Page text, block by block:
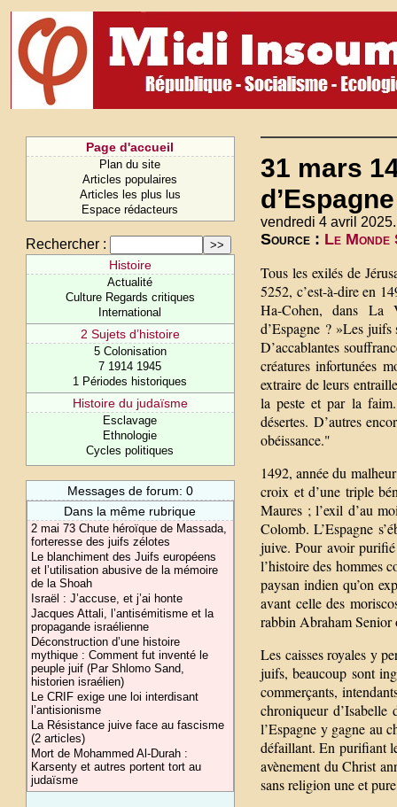
Page d'accueil
Plan du site
Articles populaires
Articles les plus lus
Espace rédacteurs
Rechercher :
Histoire
Actualité
Culture Regards critiques
International
2 Sujets d’histoire
5 Colonisation
7 1914 1945
1 Périodes historiques
Histoire du judaïsme
Esclavage
Ethnologie
Cycles politiques
Messages de forum: 0
Dans la même rubrique
2 mai 73 Chute héroïque de Massada,
forteresse des juifs zélotes
Le blanchiment des Juifs européens
et l’utilisation abusive de la mémoire
de la Shoah
Israël : J’accuse, et j’ai honte
Jacques Attali, l’antisémitisme et la
propagande israélienne
Déconstruction d’une histoire
mythique : Comment fut inventé le
peuple juif (Par Shlomo Sand,
historien israélien)
Le CRIF exige une loi interdisant
l’antisionisme
La Résistance juive face au fascisme
(2 articles)
Mort de Mohammed Al-Durah :
Karsenty et autres portent tort au
judaïsme
31 mars
vendredi 4 avril 2025.
Source : Le
Tous les exilés de
5252, c’est-à-dire en
Ha-Cohen, dans La
d’Espagne ? »Les
D’accablantes
créatures infortunées
extraire de leurs
la peste et par la
désertes. D’autres
obéissance."
1492, année du
croix et d’une triple
Maures ; l’exil d’au
Colomb. L’Espagne
juive. Pour avoir
l’histoire des hommes
paysan indien qu’on
avant celle des
rabbin Abraham Senior
Les caisses royales y
juifs, beaucoup sont
commerçants,
chroniqueur d’Isabelle
l’Espagne y gagne au
défaillant. En purifiant
avènement du Christ
sans religion une et